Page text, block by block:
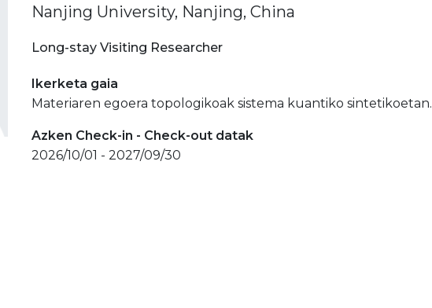
Nanjing University, Nanjing, China
Long-stay Visiting Researcher
Ikerketa gaia
Materiaren egoera topologikoak sistema kuantiko sintetikoetan.
Azken Check-in - Check-out datak
2026/10/01 - 2027/09/30